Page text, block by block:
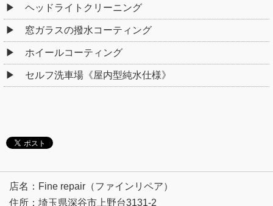
ヘッドライトクリーニング
窓ガラスの撥水コーティング
ホイールコーティング
セルフ洗車場《屋内型純水仕様》
店名：Fine repair（ファインリペア）
住所：埼玉県深谷市上野台3131-2